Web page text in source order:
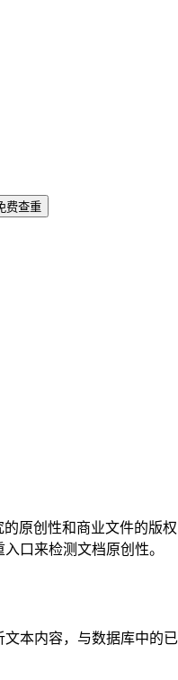
费查重
原创性和商业文件的版
口来检测文档原创性。
本内容，与数据库中的